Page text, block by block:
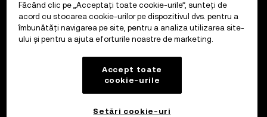
Făcând clic pe „Acceptați toate cookie-urile”, sunteți de
acord cu stocarea cookie-urilor pe dispozitivul dvs. pentru a
îmbunătăți navigarea pe site, pentru a analiza utilizarea site-
ului și pentru a ajuta eforturile noastre de marketing.
Accept toate
cookie-urile
Setări cookie-uri